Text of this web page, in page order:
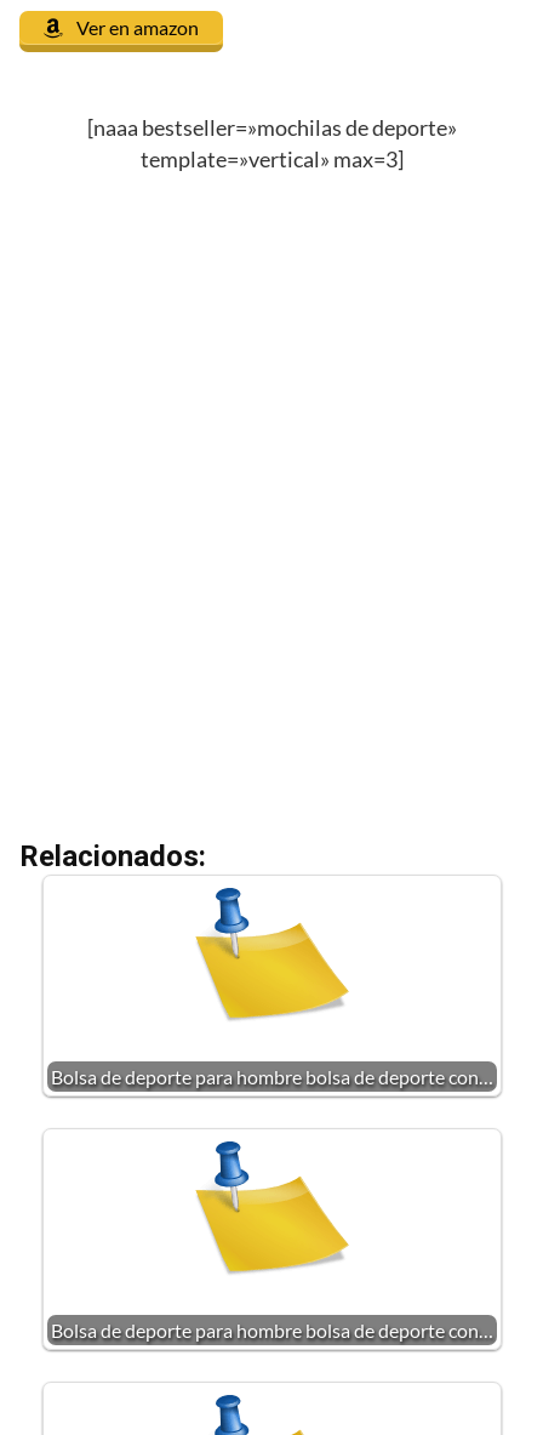
Ver en amazon
[naaa bestseller=»mochilas de deporte»
template=»vertical» max=3]
Relacionados:
Bolsa de deporte para hombre bolsa de deporte con…
Bolsa de deporte para hombre bolsa de deporte con…